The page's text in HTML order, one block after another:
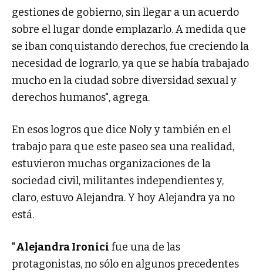
gestiones de gobierno, sin llegar a un acuerdo
sobre el lugar donde emplazarlo. A medida que
se iban conquistando derechos, fue creciendo la
necesidad de lograrlo, ya que se había trabajado
mucho en la ciudad sobre diversidad sexual y
derechos humanos", agrega.
En esos logros que dice Noly y también en el
trabajo para que este paseo sea una realidad,
estuvieron muchas organizaciones de la
sociedad civil, militantes independientes y,
claro, estuvo Alejandra. Y hoy Alejandra ya no
está.
"Alejandra Ironici fue una de las
protagonistas, no sólo en algunos precedentes